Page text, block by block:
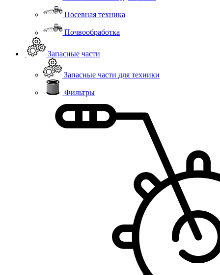
Посевная техника
Почвообработка
Запасные части
Запасные части для техники
Фильтры